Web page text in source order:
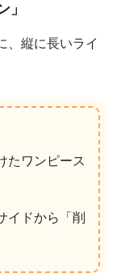
」
、縦に長いライ
たワンピース
イドから「削